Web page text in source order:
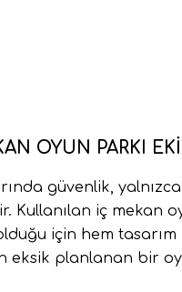
OYUN PARKI
güvenlik,
Kullanılan iç mekan
için hem
eksik planlanan bir